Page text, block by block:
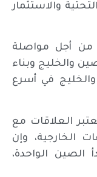
والاستثمار
من أجل مواصلة
والخليج وبناء
في أسرع
العلاقات مع
الخارجية، وإن
الصين الواحدة،